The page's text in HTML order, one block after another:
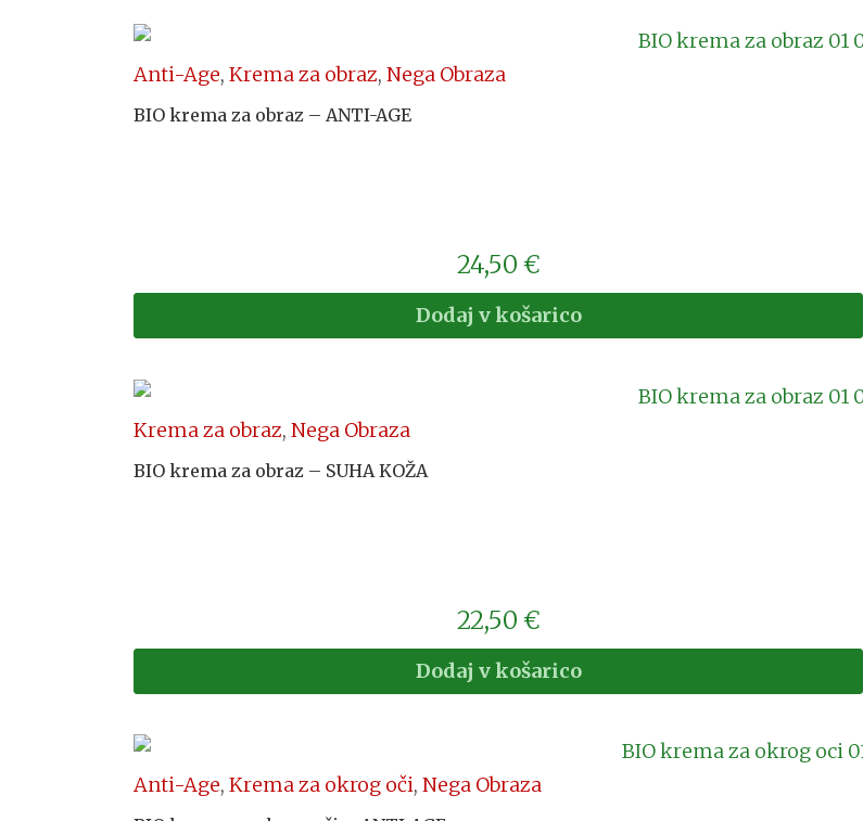
Anti-Age, Krema za obraz, Nega Obraza
BIO krema za obraz – ANTI-AGE
24,50 €
Dodaj v košarico
Krema za obraz, Nega Obraza
BIO krema za obraz – SUHA KOŽA
22,50 €
Dodaj v košarico
Anti-Age, Krema za okrog oči, Nega Obraza